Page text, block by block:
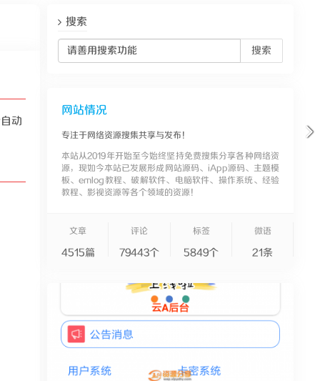
动
搜索
搜索
网站情况
专注于网络资源搜集共享与发布！
本站从2019年开始至今始终坚持免费搜集分享各种网络资
源，现如今本站已发展形成网站源码、iApp源码、主题模
板、emlog教程、破解软件、电脑软件、操作系统、经验
教程、影视资源等各个领域的资源！
文章
4515篇
评论
79443个
标签
5849个
微语
21条